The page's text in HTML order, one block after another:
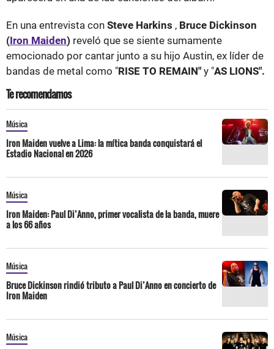
En una entrevista con Steve Harkins , Bruce Dickinson
(Iron Maiden) reveló que se siente sumamente
emocionado por cantar junto a su hijo Austin, ex líder de
bandas de metal como "RISE TO REMAIN" y "AS LIONS".
Te recomendamos
Música
Iron Maiden vuelve a Lima: la mítica banda conquistará el
Estadio Nacional en 2026
Música
Iron Maiden: Paul Di’Anno, primer vocalista de la banda, muere
a los 66 años
Música
Bruce Dickinson rindió tributo a Paul Di’Anno en concierto de
Iron Maiden
Música